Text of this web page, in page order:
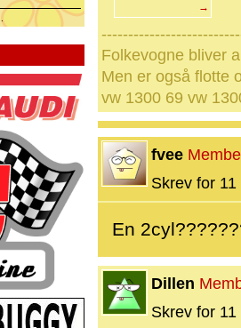
→
Folkevogne bliver
Men er også flotte
vw 1300 69 vw
fvee
Skrev for
En
Dillen
Skrev for